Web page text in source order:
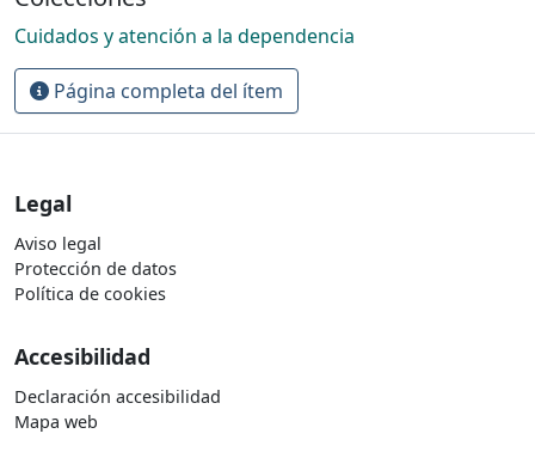
Cuidados y atención a la dependencia
Página completa del ítem
Legal
Aviso legal
Protección de datos
Política de cookies
Accesibilidad
Declaración accesibilidad
Mapa web